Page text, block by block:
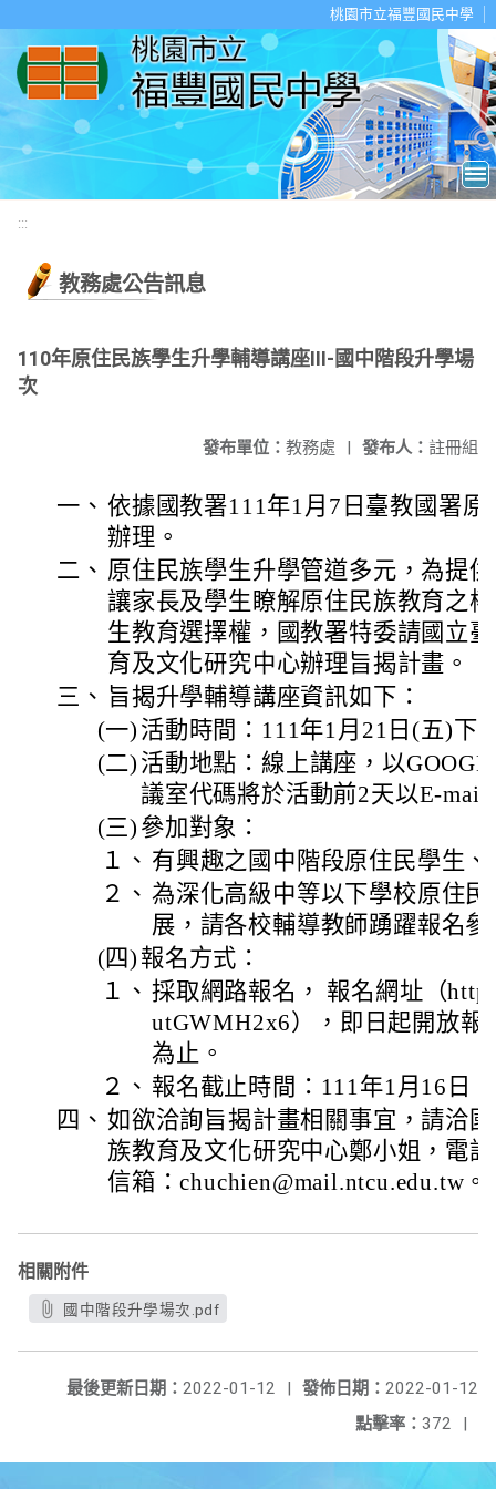
桃園市立福豐國民中學
:::
教務處公告訊息
110年原住民族學生升學輔導講座Ⅲ-國中階段升學場
次
發布人： 註冊組
發布單位： 教務處 |
一、 依據國教署111年1月7日臺教國署
辦理。
二、 原住民族學生升學管道多元，為提
讓家長及學生瞭解原住民族教育之
生教育選擇權，國教署特委請國立
育及文化研究中心辦理旨揭計畫。
三、 旨揭升學輔導講座資訊如下：
(一) 活動時間：111年1月21日(五)下
(二) 活動地點：線上講座，以
議室代碼將於活動前2天以E-mail
(三) 參加對象：
１、 有興趣之國中階段原住民學生
２、 為深化高級中等以下學校原住
展，請各校輔導教師踴躍報名參
(四) 報名方式：
１、 採取網路報名， 報名網址（
utGWMH2x6），即日起開放報
為止。
２、 報名截止時間：111年1月16日
四、 如欲洽詢旨揭計畫相關事宜，請洽
族教育及文化研究中心鄭小姐，電
信箱：chuchien@mail.ntcu.edu.tw。
相關附件
國中階段升學場次.pdf
發佈日期： 2022-01-12
最後更新日期： 2022-01-12
|
點擊率： 372 |